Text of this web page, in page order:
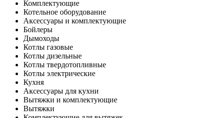
Комплектующие
Котельное оборудование
Аксессуары и комплектующие
Бойлеры
Дымоходы
Котлы газовые
Котлы дизельные
Котлы твердотопливные
Котлы электрические
Кухня
Аксессуары для кухни
Вытяжки и комплектующие
Вытяжки